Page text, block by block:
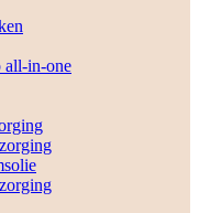
all-in-one